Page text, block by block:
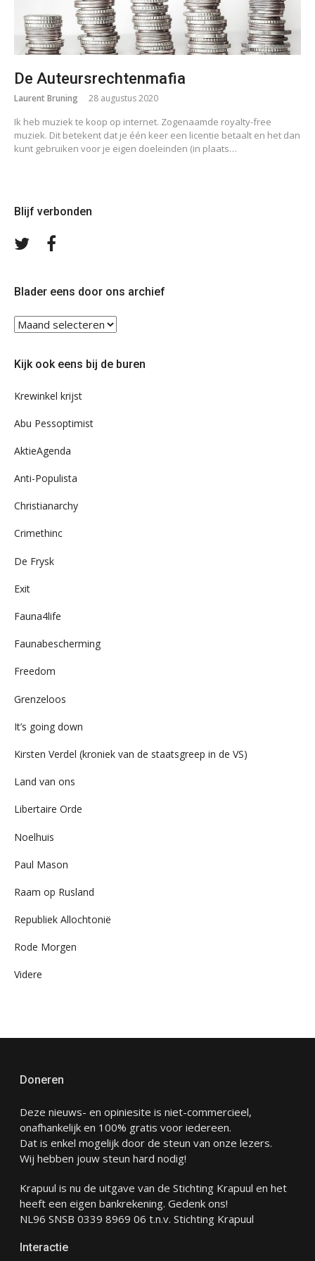
De Auteursrechtenmafia
Laurent Bruning 28 augustus 2020
Ik heb muziek te koop op internet. Zogenaamde royalty-free
muziek. Dit betekent dat je één keer een licentie betaalt en het dan
kunt gebruiken voor je eigen doeleinden (in plaats…
Blijf verbonden
Volg
Blader eens door ons archief
Blader
eens
ons
Kijk ook eens bij de buren
Krewinkel krijst
Abu Pessoptimist
AktieAgenda
Anti-Populista
Christianarchy
Crimethinc
De Frysk
Exit
Fauna4life
Faunabescherming
Freedom
Grenzeloos
It’s going down
Kirsten Verdel (kroniek van de staatsgreep in de VS)
Land van ons
Libertaire Orde
Noelhuis
Paul Mason
Raam op Rusland
Republiek Allochtonië
Rode Morgen
Videre
Doneren
Deze nieuws- en opiniesite is niet-commercieel,
onafhankelijk en 100% gratis voor iedereen.
Dat is enkel mogelijk door de steun van onze lezers.
Wij hebben jouw steun hard nodig!
Krapuul is nu de uitgave van de Stichting Krapuul en het
heeft een eigen bankrekening. Gedenk ons!
NL96 SNSB 0339 8969 06 t.n.v. Stichting Krapuul
Interactie